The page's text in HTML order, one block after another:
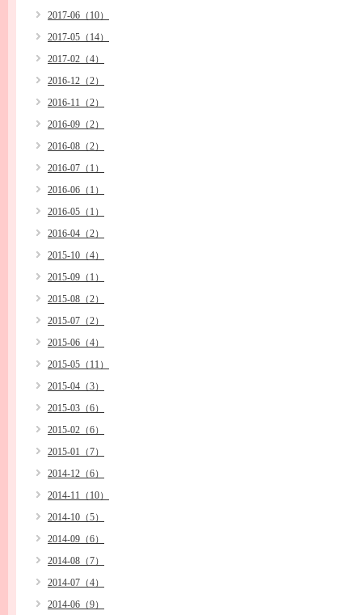
2017-06（10）
2017-05（14）
2017-02（4）
2016-12（2）
2016-11（2）
2016-09（2）
2016-08（2）
2016-07（1）
2016-06（1）
2016-05（1）
2016-04（2）
2015-10（4）
2015-09（1）
2015-08（2）
2015-07（2）
2015-06（4）
2015-05（11）
2015-04（3）
2015-03（6）
2015-02（6）
2015-01（7）
2014-12（6）
2014-11（10）
2014-10（5）
2014-09（6）
2014-08（7）
2014-07（4）
2014-06（9）